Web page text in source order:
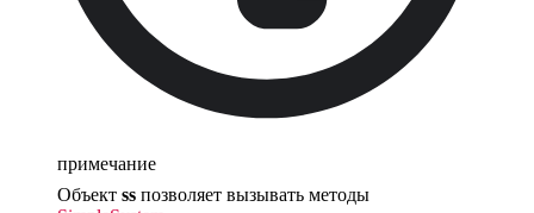
примечание
Объект ss позволяет вызывать методы